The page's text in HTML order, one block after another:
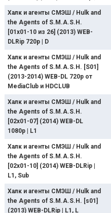
Халк и агенты СМЭШ / Hulk and
the Agents of S.M.A.S.H.
[01x01-10 из 26] (2013) WEB-
DLRip 720p | D
Халк и агенты СМЭШ / Hulk and
the Agents of S.M.A.S.H. [S01]
(2013-2014) WEB-DL 720p от
MediaClub и HDCLUB
Халк и агенты СМЭШ / Hulk and
the Agents of S.M.A.S.H.
[02x01-07] (2014) WEB-DL
1080p | L1
Халк и агенты СМЭШ / Hulk and
the Agents of S.M.A.S.H.
[02x01-10] (2014) WEB-DLRip |
L1, Sub
Халк и агенты СМЭШ / Hulk and
the Agents of S.M.A.S.H. [s01]
(2013) WEB-DLRip | L1, L